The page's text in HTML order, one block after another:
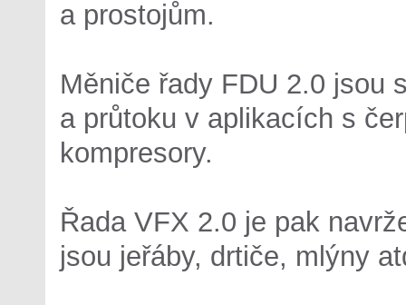
a prostojům.
Měniče řady FDU 2.0 jsou
a průtoku v aplikacích s
kompresory.
Řada VFX 2.0 je pak
jsou jeřáby, drtiče, mlýny